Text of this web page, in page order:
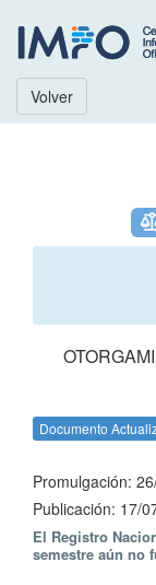
Volver
Documento
Promulgación:
Publicación: 17/
El Registro
semestre aún no